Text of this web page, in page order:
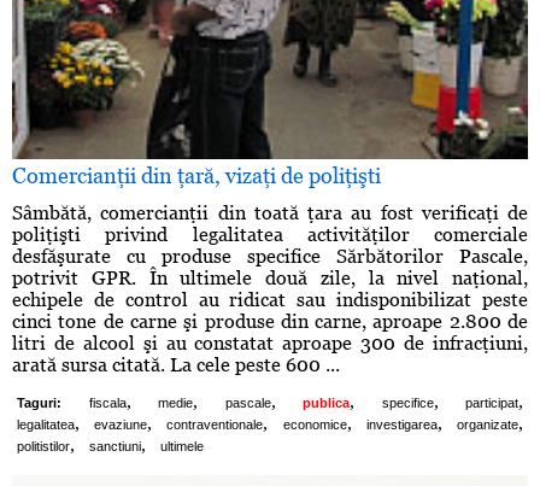
Comercianţii din ţară, vizaţi de poliţişti
Sâmbătă, comercianţii din toată ţara au fost verificaţi de
poliţişti privind legalitatea activităţilor comerciale
desfăşurate cu produse specifice Sărbătorilor Pascale,
potrivit GPR. În ultimele două zile, la nivel naţional,
echipele de control au ridicat sau indisponibilizat peste
cinci tone de carne şi produse din carne, aproape 2.800 de
litri de alcool şi au constatat aproape 300 de infracţiuni,
arată sursa citată. La cele peste 600 ...
Taguri: fiscala, medie, pascale, publica, specifice, participat,
legalitatea, evaziune, contraventionale, economice, investigarea, organizate,
politistilor, sanctiuni, ultimele